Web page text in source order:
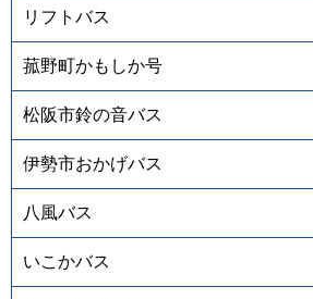
リフトバス
菰野町かもしか号
松阪市鈴の音バス
伊勢市おかげバス
八風バス
いこかバス